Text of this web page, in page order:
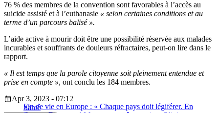
76 % des membres de la convention sont favorables à l’accès au
suicide assisté et à l’euthanasie « selon certaines conditions et au
terme d’un parcours balisé ».
L’aide active à mourir doit être une possibilité réservée aux malades
incurables et souffrants de douleurs réfractaires, peut-on lire dans le
rapport.
« Il est temps que la parole citoyenne soit pleinement entendue et
prise en compte », ont conclu les 184 membres.
Fin de vie en Europe : « Chaque pays doit légiférer. En
Apr 3, 2023 - 07:12
Santé